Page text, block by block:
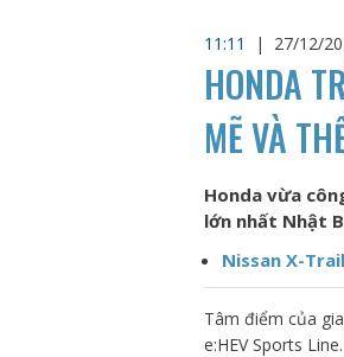
11:11
| 27/12/
HONDA
MẼ VÀ
Honda vừa
lớn nhất Nhật
Nissan X-
Tâm điểm của
e:HEV Sports